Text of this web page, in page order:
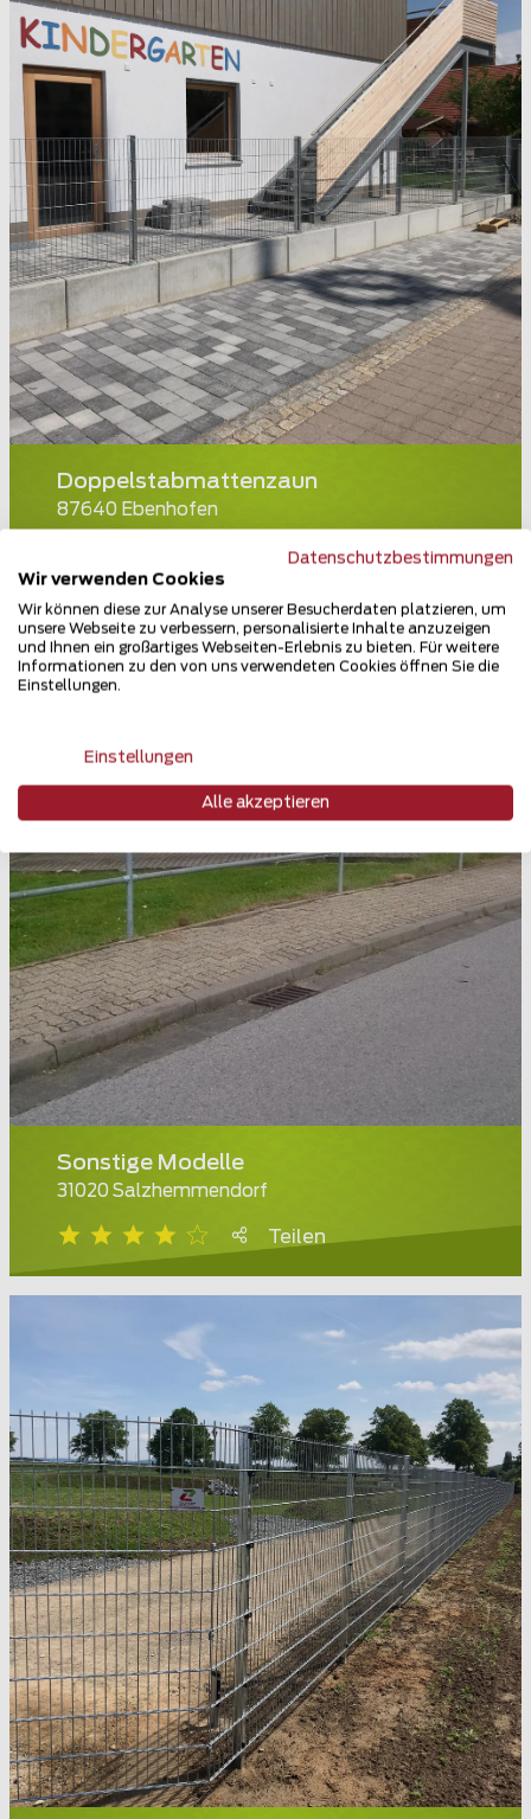
Doppelstabmattenzaun
87640 Ebenhofen
Teilen
Sonstige Modelle
31020 Salzhemmendorf
Teilen
Datenschutzbestimmungen
Wir verwenden Cookies
Wir können diese zur Analyse unserer Besucherdaten platzieren, um
unsere Webseite zu verbessern, personalisierte Inhalte anzuzeigen
und Ihnen ein großartiges Webseiten-Erlebnis zu bieten. Für weitere
Informationen zu den von uns verwendeten Cookies öffnen Sie die
Einstellungen.
Einstellungen
Alle akzeptieren